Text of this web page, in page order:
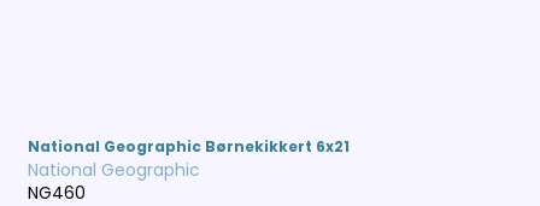
National Geographic Børnekikkert 6x21
National Geographic
NG460